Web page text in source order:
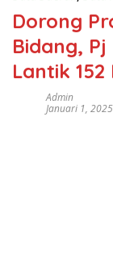
Dorong
Bidang,
Lantik
Admin
Januari 1, 2025